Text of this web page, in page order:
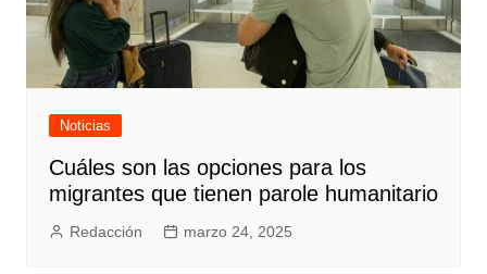
Noticias
Cuáles son las opciones para los
migrantes que tienen parole humanitario
Redacción marzo 24, 2025